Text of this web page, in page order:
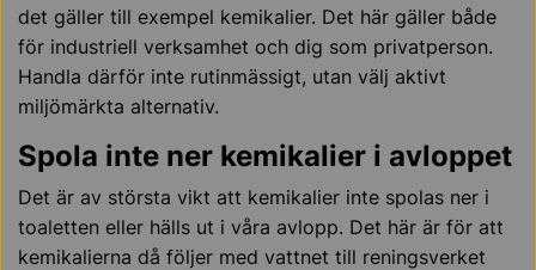
det gäller till exempel kemikalier. Det här gäller både
för industriell verksamhet och dig som privatperson.
Handla därför inte rutinmässigt, utan välj aktivt
miljömärkta alternativ.
Spola inte ner kemikalier i avloppet
Det är av största vikt att kemikalier inte spolas ner i
toaletten eller hälls ut i våra avlopp. Det här är för att
kemikalierna då följer med vattnet till reningsverket